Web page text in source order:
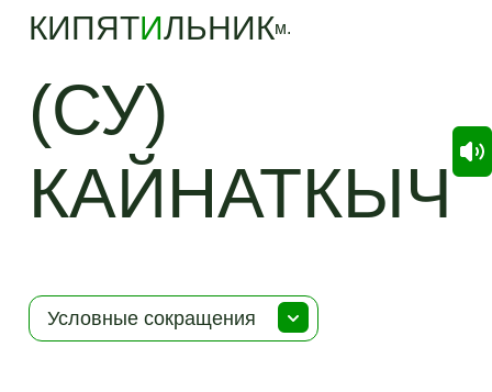
КИПЯТИЛЬНИКм.
(СУ)
КАЙНАТКЫЧ
Условные сокращения